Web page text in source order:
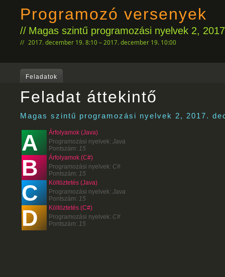
Programozó versenyek
Magas szintű programozási nyelvek 2,
2017. december 19. 8:10 – 2017. december 19. 10:00
Feladatok
Feladat áttekintő
Magas szintű programozási nyelvek 2, 2017.
A
Árfolyamok (Java)
Programozási nyelvek: Java
Pontszám: 15
B
Árfolyamok (C#)
Programozási nyelvek: C#
Pontszám: 15
C
Költöztetés (Java)
Programozási nyelvek: Java
Pontszám: 15
D
Költöztetés (C#)
Programozási nyelvek: C#
Pontszám: 15